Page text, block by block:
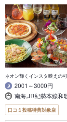
ネオン輝くインスタ映えの
2001～3000円
南海,JR紀勢本線和
口コミ投稿特典対象店